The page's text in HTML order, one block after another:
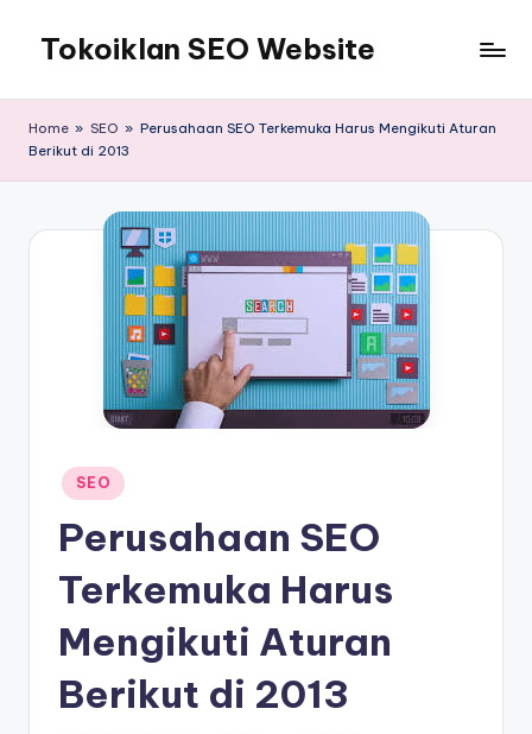
content
Tokoiklan SEO Website
Master
Bergaransi
Home » SEO » Perusahaan SEO Terkemuka Harus Mengikuti Aturan
Berikut di 2013
Posted
in
SEO
Perusahaan SEO
Terkemuka Harus
Mengikuti Aturan
Berikut di 2013